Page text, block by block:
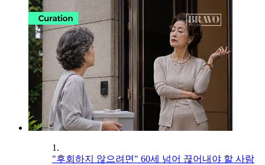
1.
"후회하지 않으려면" 60세 넘어 끊어내야 할 사람